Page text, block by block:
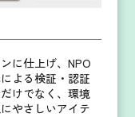
に仕上げ、NPO
よる検証・認証
けでなく、環境
やさしいアイテ